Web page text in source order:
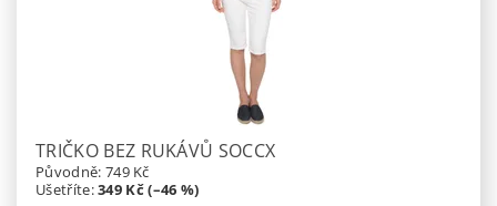
TRIČKO BEZ RUKÁVŮ SOCCX
Původně: 749 Kč
Ušetříte:349 Kč (–46 %)